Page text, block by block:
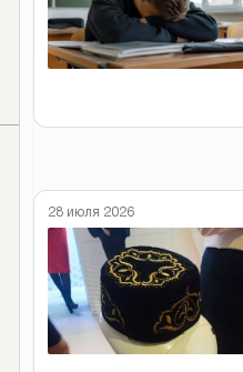
28 июля 2026